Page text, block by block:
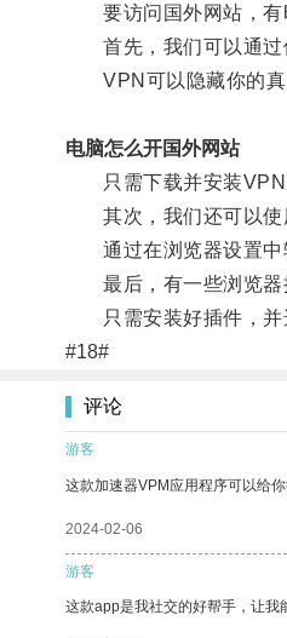
要访问国外网站，有
首先，我们可以通过
VPN可以隐藏你的真
电脑怎么开国外网站
只需下载并安装VPN
其次，我们还可以使
通过在浏览器设置中
最后，有一些浏览器
只需安装好插件，并
#18#
评论
游客
这款加速器VPM应用程序可以给
2024-02-06
游客
这款app是我社交的好帮手，让我